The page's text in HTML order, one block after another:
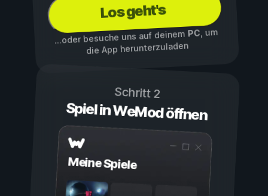
Los geht's
...oder besuche uns auf deinemPC, um
die App herunterzuladen
Schritt 2
Spiel in WeMod öffnen
Meine Spiele